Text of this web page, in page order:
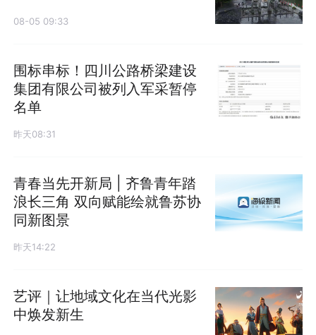
08-05 09:33
围标串标！四川公路桥梁建设
集团有限公司被列入军采暂停
名单
昨天08:31
青春当先开新局 | 齐鲁青年踏
浪长三角 双向赋能绘就鲁苏协
同新图景
昨天14:22
艺评｜让地域文化在当代光影
中焕发新生